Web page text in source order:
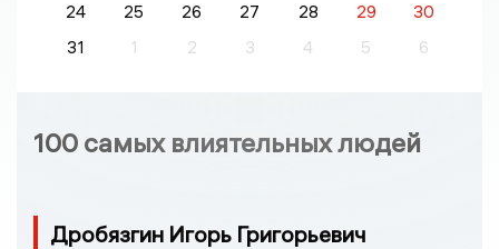
24
25 26 27 28 29
30
31
1 2 3 4 5 6
100 самых влиятельных людей
Дробязгин Игорь Григорьевич